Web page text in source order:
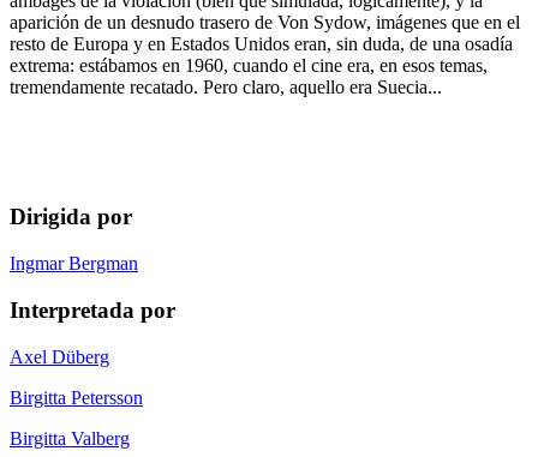
aparición de un desnudo trasero de Von Sydow, imágenes que en el
resto de Europa y en Estados Unidos eran, sin duda, de una osadía
extrema: estábamos en 1960, cuando el cine era, en esos temas,
tremendamente recatado. Pero claro, aquello era Suecia...
Dirigida por
Ingmar Bergman
Interpretada por
Axel Düberg
Birgitta Petersson
Birgitta Valberg